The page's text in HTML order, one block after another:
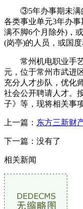
③5年办事期未满的
各类事业单元3年办
满不脚6个月除外)，
(岗亭)的人员，或国
常州机电职业手艺
元，位于常州市武进
充分人才步队，优化
社会公开聘请人才。
子》等，现将相关事
上一篇： 东方三新财
下一篇：没有了
相关新闻